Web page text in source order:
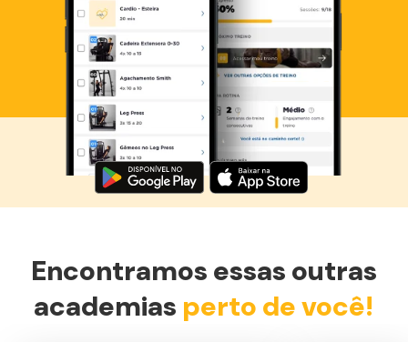
Baixe agora o Smart Fit App
Encontramos essas outras
academias perto de você!